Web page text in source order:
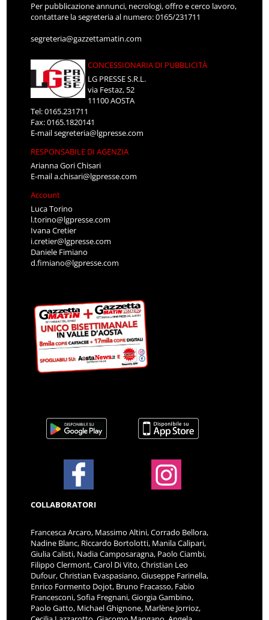
Per pubblicazione annunci, necrologi, offro e cerco lavoro,
contattare la segreteria al numero: 0165/231711
segreteria@gazzettamatin.com
CONCESSIONARIA DI PUBBLICITÀ
LG PRESSE S.R.L.
via Festaz, 52
11100 AOSTA
Tel: 0165.231711
Fax: 0165.1820141
E-mailsegreteria@lgpresse.com
RESPONSABILE DI AGENZIA
Arianna Gori Chisari
E-maila.chisari@lgpresse.com
Account
Luca Torino
l.torino@lgpresse.com
Ivana Cretier
i.cretier@lgpresse.com
Daniele Fimiano
d.fimiano@lgpresse.com
COLLABORATORI
Francesca Arcaro, Massimo Altini, Corrado Bellora,
Nadine Blanc, Riccardo Bortolotti, Manila Calipari,
Giulia Calisti, Nadia Camposaragna, Paolo Ciambi,
Filippo Clermont, Carol Di Vito, Christian Leo
Dufour, Christian Evaspasiano, Giuseppe Farinella,
Enrico Formento Dojot, Bruno Fracasso, Fabio
Francesconi, Sofia Fregnani, Giorgia Gambino,
Paolo Gatto, Michael Ghignone, Marlène Jorrioz,